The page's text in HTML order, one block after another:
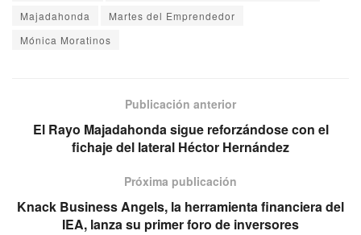
Majadahonda
Martes del Emprendedor
Mónica Moratinos
Publicación anterior
El Rayo Majadahonda sigue reforzándose con el
fichaje del lateral Héctor Hernández
Próxima publicación
Knack Business Angels, la herramienta financiera del
IEA, lanza su primer foro de inversores